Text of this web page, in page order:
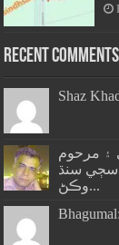
Recent Comments
Shaz
۽ مرحوم
سڄي سنڌ
وڪڻ...